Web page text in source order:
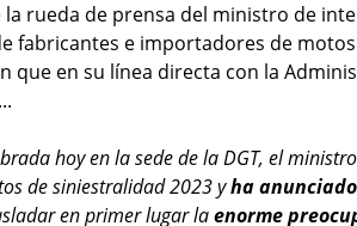
la rueda de prensa del ministro de
fabricantes e importadores de
que en su línea directa con la
hoy en la sede de la DGT, el
de siniestralidad 2023 yha
en primer lugar laenorme